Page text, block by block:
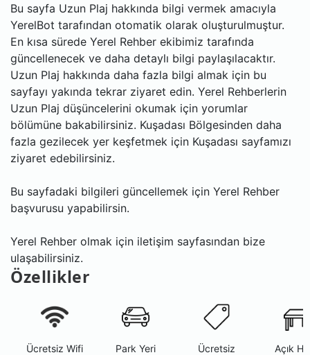
Bu sayfa Uzun Plaj hakkında bilgi vermek amacıyla
YerelBot tarafından otomatik olarak oluşturulmuştur.
En kısa sürede Yerel Rehber ekibimiz tarafında
güncellenecek ve daha detaylı bilgi paylaşılacaktır.
Uzun Plaj hakkında daha fazla bilgi almak için bu
sayfayı yakında tekrar ziyaret edin. Yerel Rehberlerin
Uzun Plaj düşüncelerini okumak için yorumlar
bölümüne bakabilirsiniz. Kuşadası Bölgesinden daha
fazla gezilecek yer keşfetmek için Kuşadası sayfamızı
ziyaret edebilirsiniz.
Bu sayfadaki bilgileri güncellemek için Yerel Rehber
başvurusu yapabilirsin.
Yerel Rehber olmak için iletişim sayfasından bize
ulaşabilirsiniz.
Özellikler
Ücretsiz Wifi Park Yeri Ücretsiz Açık